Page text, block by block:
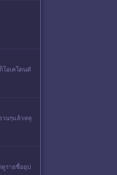
โอเคโดนตั
วนๆแล้วหลุ
ดูรายชื่ออุป